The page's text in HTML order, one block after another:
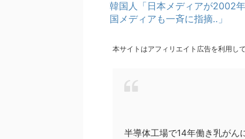
韓国人「日本メディアが2002
国メディアも一斉に指摘‥」
本サイトはアフィリエイト広告を利用し
半導体工場で14年働き乳が